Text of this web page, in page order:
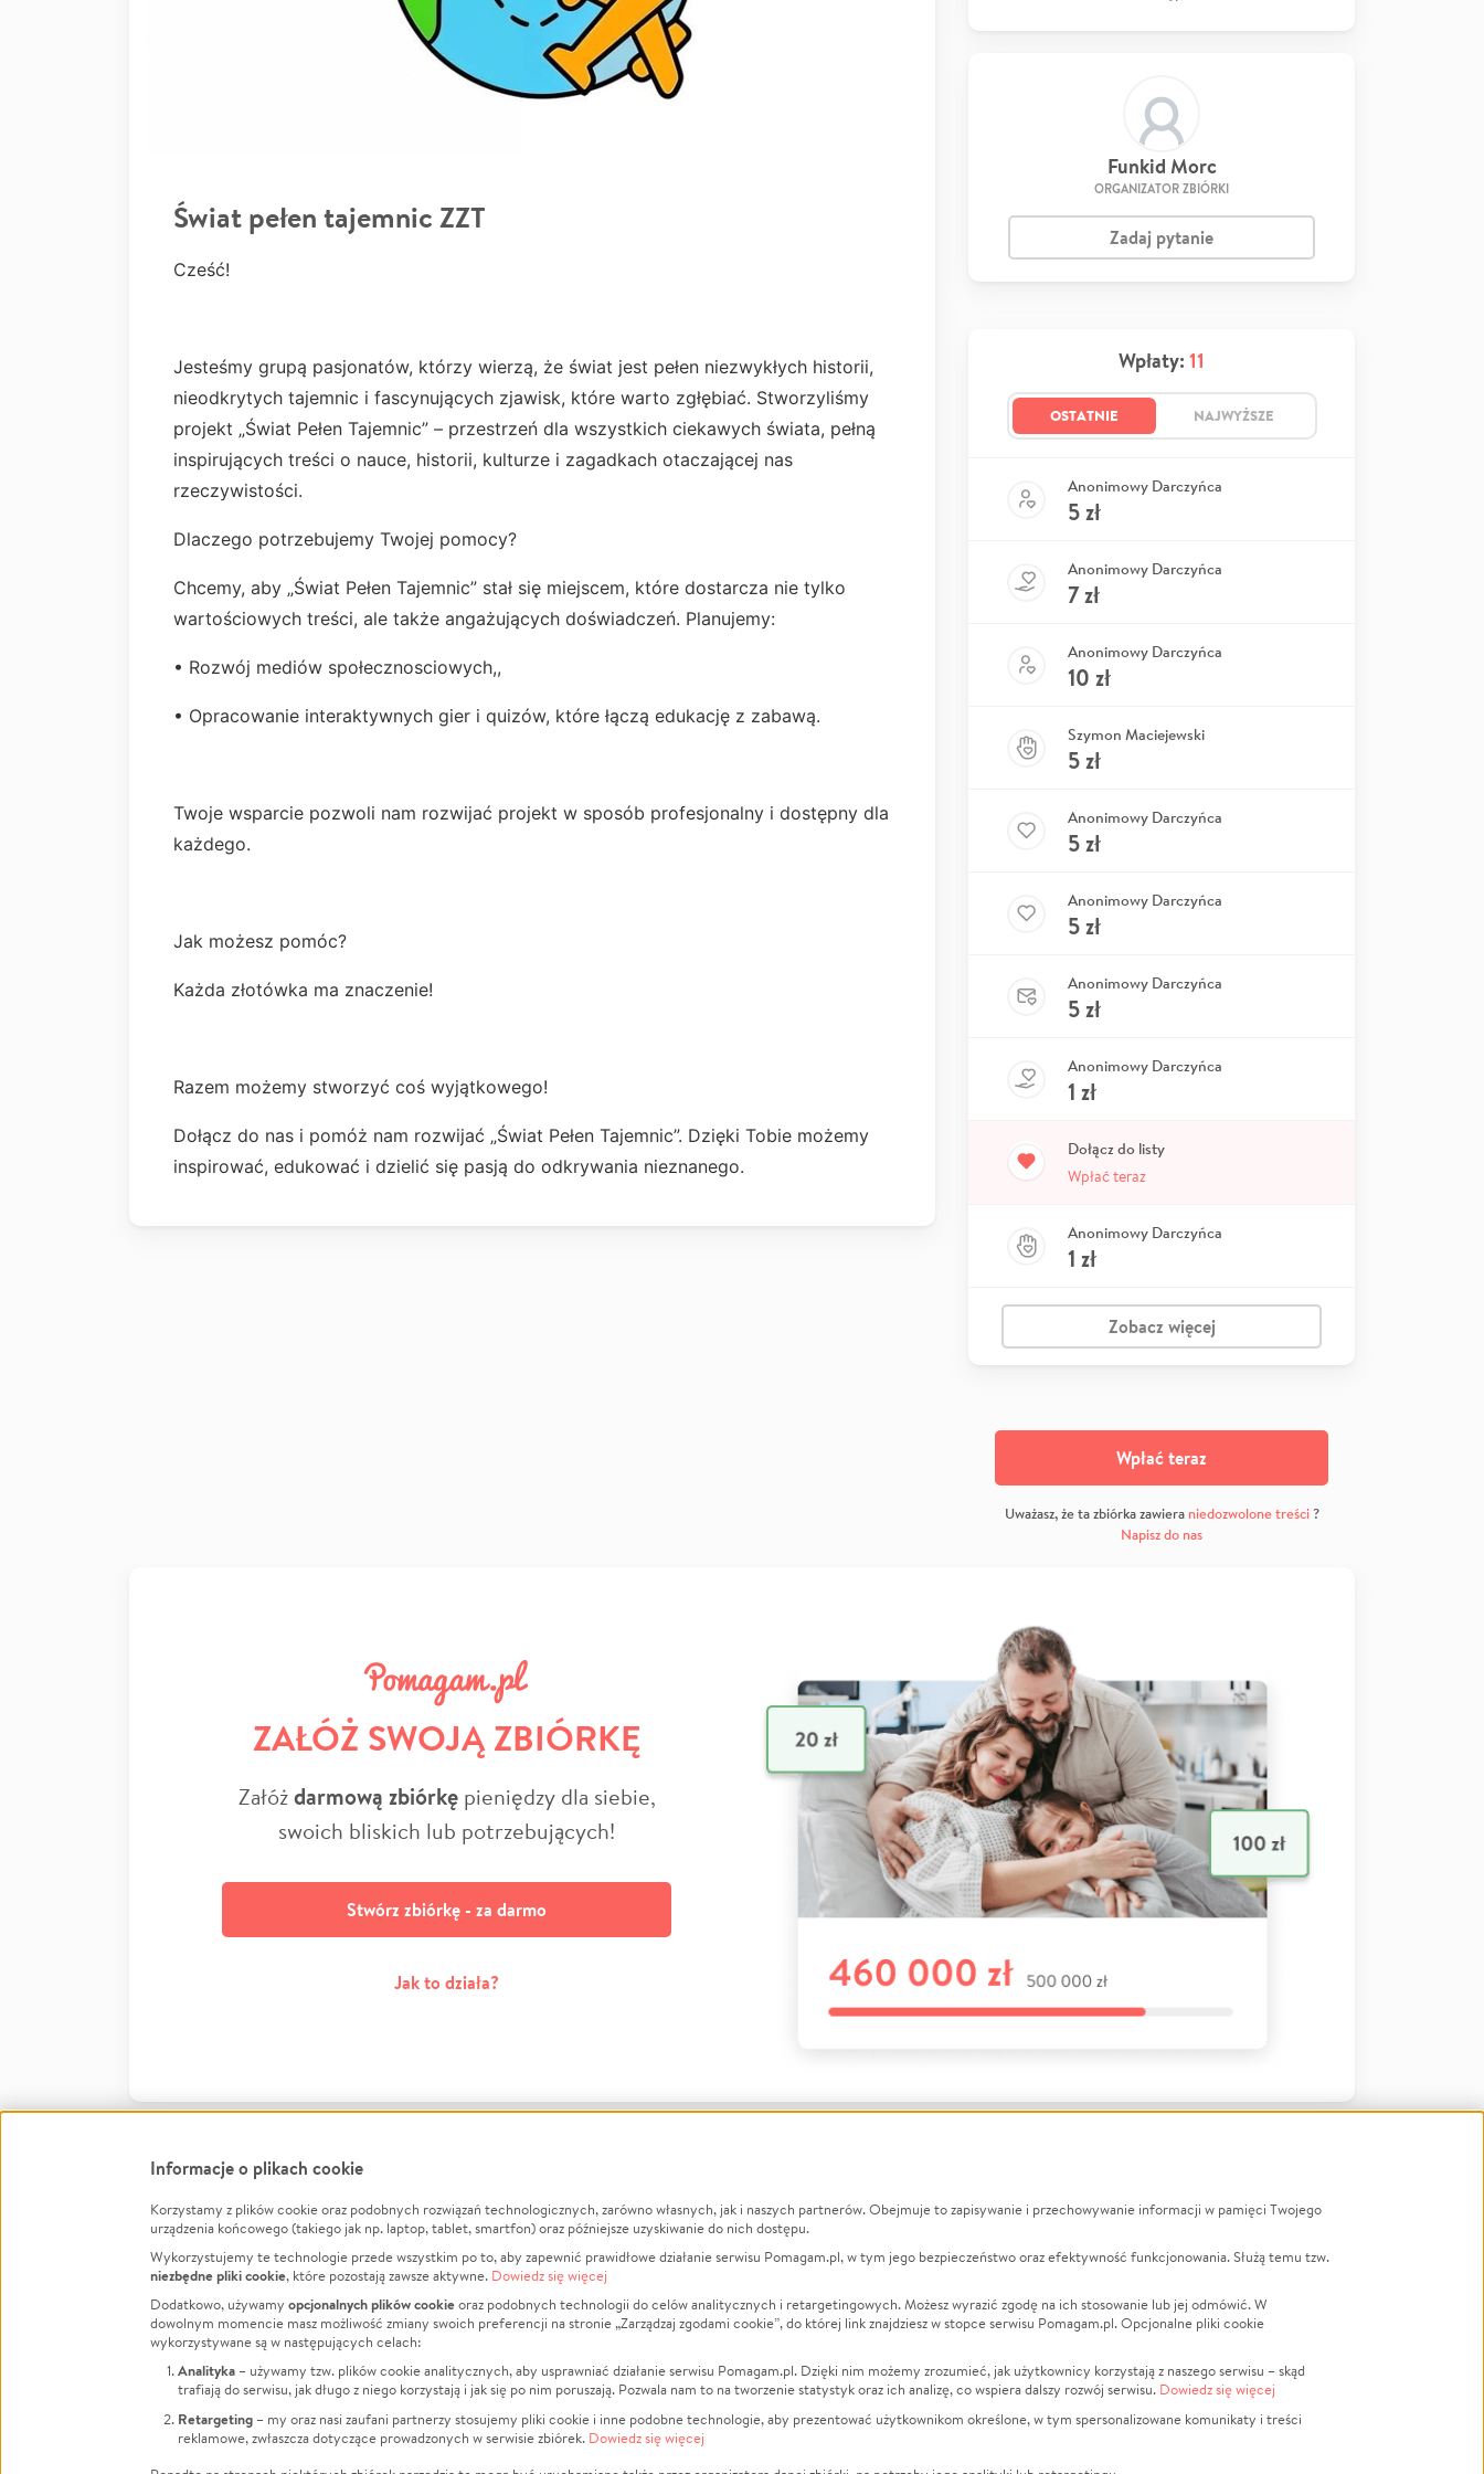
Świat pełen tajemnic ZZT
Cześć!
Jesteśmy grupą pasjonatów, którzy wierzą, że świat jest pełen niezwykłych historii,
nieodkrytych tajemnic i fascynujących zjawisk, które warto zgłębiać. Stworzyliśmy
projekt „Świat Pełen Tajemnic” – przestrzeń dla wszystkich ciekawych świata, pełną
inspirujących treści o nauce, historii, kulturze i zagadkach otaczającej nas
rzeczywistości.
Dlaczego potrzebujemy Twojej pomocy?
Chcemy, aby „Świat Pełen Tajemnic” stał się miejscem, które dostarcza nie tylko
wartościowych treści, ale także angażujących doświadczeń. Planujemy:
• Rozwój mediów społecznosciowych,,
• Opracowanie interaktywnych gier i quizów, które łączą edukację z zabawą.
Twoje wsparcie pozwoli nam rozwijać projekt w sposób profesjonalny i dostępny dla
każdego.
Jak możesz pomóc?
Każda złotówka ma znaczenie!
Razem możemy stworzyć coś wyjątkowego!
Dołącz do nas i pomóż nam rozwijać „Świat Pełen Tajemnic”. Dzięki Tobie możemy
inspirować, edukować i dzielić się pasją do odkrywania nieznanego.
Funkid Morc
ORGANIZATOR ZBIÓRKI
Zadaj pytanie
Wpłaty: 11
OSTATNIE NAJWYŻSZE
Anonimowy Darczyńca
5zł
Anonimowy Darczyńca
7zł
Anonimowy Darczyńca
10 zł
Szymon Maciejewski
5zł
Anonimowy Darczyńca
5zł
Anonimowy Darczyńca
5zł
Anonimowy Darczyńca
5zł
Anonimowy Darczyńca
1 zł
Dołącz do listy
Wpłać teraz
Anonimowy Darczyńca
1 zł
Zobacz więcej
Wpłać teraz
Uważasz, że ta zbiórka zawiera niedozwolone treści?
Napisz do nas
ZAŁÓŻ SWOJĄ ZBIÓRKĘ
Załóżdarmową zbiórkępieniędzy dla siebie,
swoich bliskich lub potrzebujących!
Stwórz zbiórkę - za darmo
Jak to działa?
FacebookTwitter Instagram
LinkedInTikTok Youtube
Informacje
Jak to działa?
Regulamin
Polityka Prywatności
Kontakt
Porównanie serwisów
Polityka plików cookie
Zarządzaj zgodami cookie
O nas
Opinie
Raporty
Za darmo
Dla NGO
Fundacja Pomagam.pl
Zbieraj na
Leczenie
Zwierzęta
Pożar
Sport
Pomoc Finansowa
Pogrzeb
LGBTQ+
Powódź
Wichura
Religia
Edukacja
Informacje o plikach cookie
Korzystamy z plików cookie oraz podobnych rozwiązań technologicznych, zarówno własnych, jak i naszych partnerów. Obejmuje to zapisywanie i przechowywanie informacji w pamięci Twojego
urządzenia końcowego (takiego jak np. laptop, tablet, smartfon) oraz późniejsze uzyskiwanie do nich dostępu.
Wykorzystujemy te technologie przede wszystkim po to, aby zapewnić prawidłowe działanie serwisu Pomagam.pl, w tym jego bezpieczeństwo oraz efektywność funkcjonowania. Służą temu tzw.
niezbędne pliki cookie, które pozostają zawsze aktywne. Dowiedz się więcej
Dodatkowo, używamy opcjonalnych plików cookieoraz podobnych technologii do celów analitycznych i retargetingowych. Możesz wyrazić zgodę na ich stosowanie lub jej odmówić. W
dowolnym momencie masz możliwość zmiany swoich preferencji na stronie „Zarządzaj zgodami cookie”, do której link znajdziesz w stopce serwisu Pomagam.pl. Opcjonalne pliki cookie
wykorzystywane są w następujących celach:
Analityka – używamy tzw. plików cookie analitycznych, aby usprawniać działanie serwisu Pomagam.pl. Dzięki nim możemy zrozumieć, jak użytkownicy korzystają z naszego serwisu – skąd
trafiają do serwisu, jak długo z niego korzystają i jak się po nim poruszają. Pozwala nam to na tworzenie statystyk oraz ich analizę, co wspiera dalszy rozwój serwisu. Dowiedz się więcej
Retargeting – my oraz nasi zaufani partnerzy stosujemy pliki cookie i inne podobne technologie, aby prezentować użytkownikom określone, w tym spersonalizowane komunikaty i treści
reklamowe, zwłaszcza dotyczące prowadzonych w serwisie zbiórek. Dowiedz się więcej